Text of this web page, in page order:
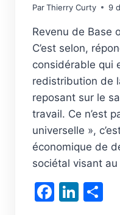
ParThierry Curty 9
Revenu de Base
C’est selon,
considérable qui
redistribution de
reposant sur le
travail. Ce n’est
universelle »,
économique de
sociétal visant